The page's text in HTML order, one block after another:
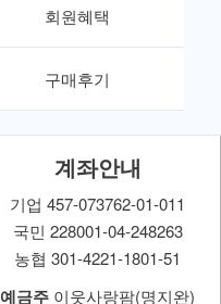
회원혜택
구매후기
계좌안내
기업 457-073762-01-011
국민 228001-04-248263
농협 301-4221-1801-51
예금주 이웃사랑팜(명지완)